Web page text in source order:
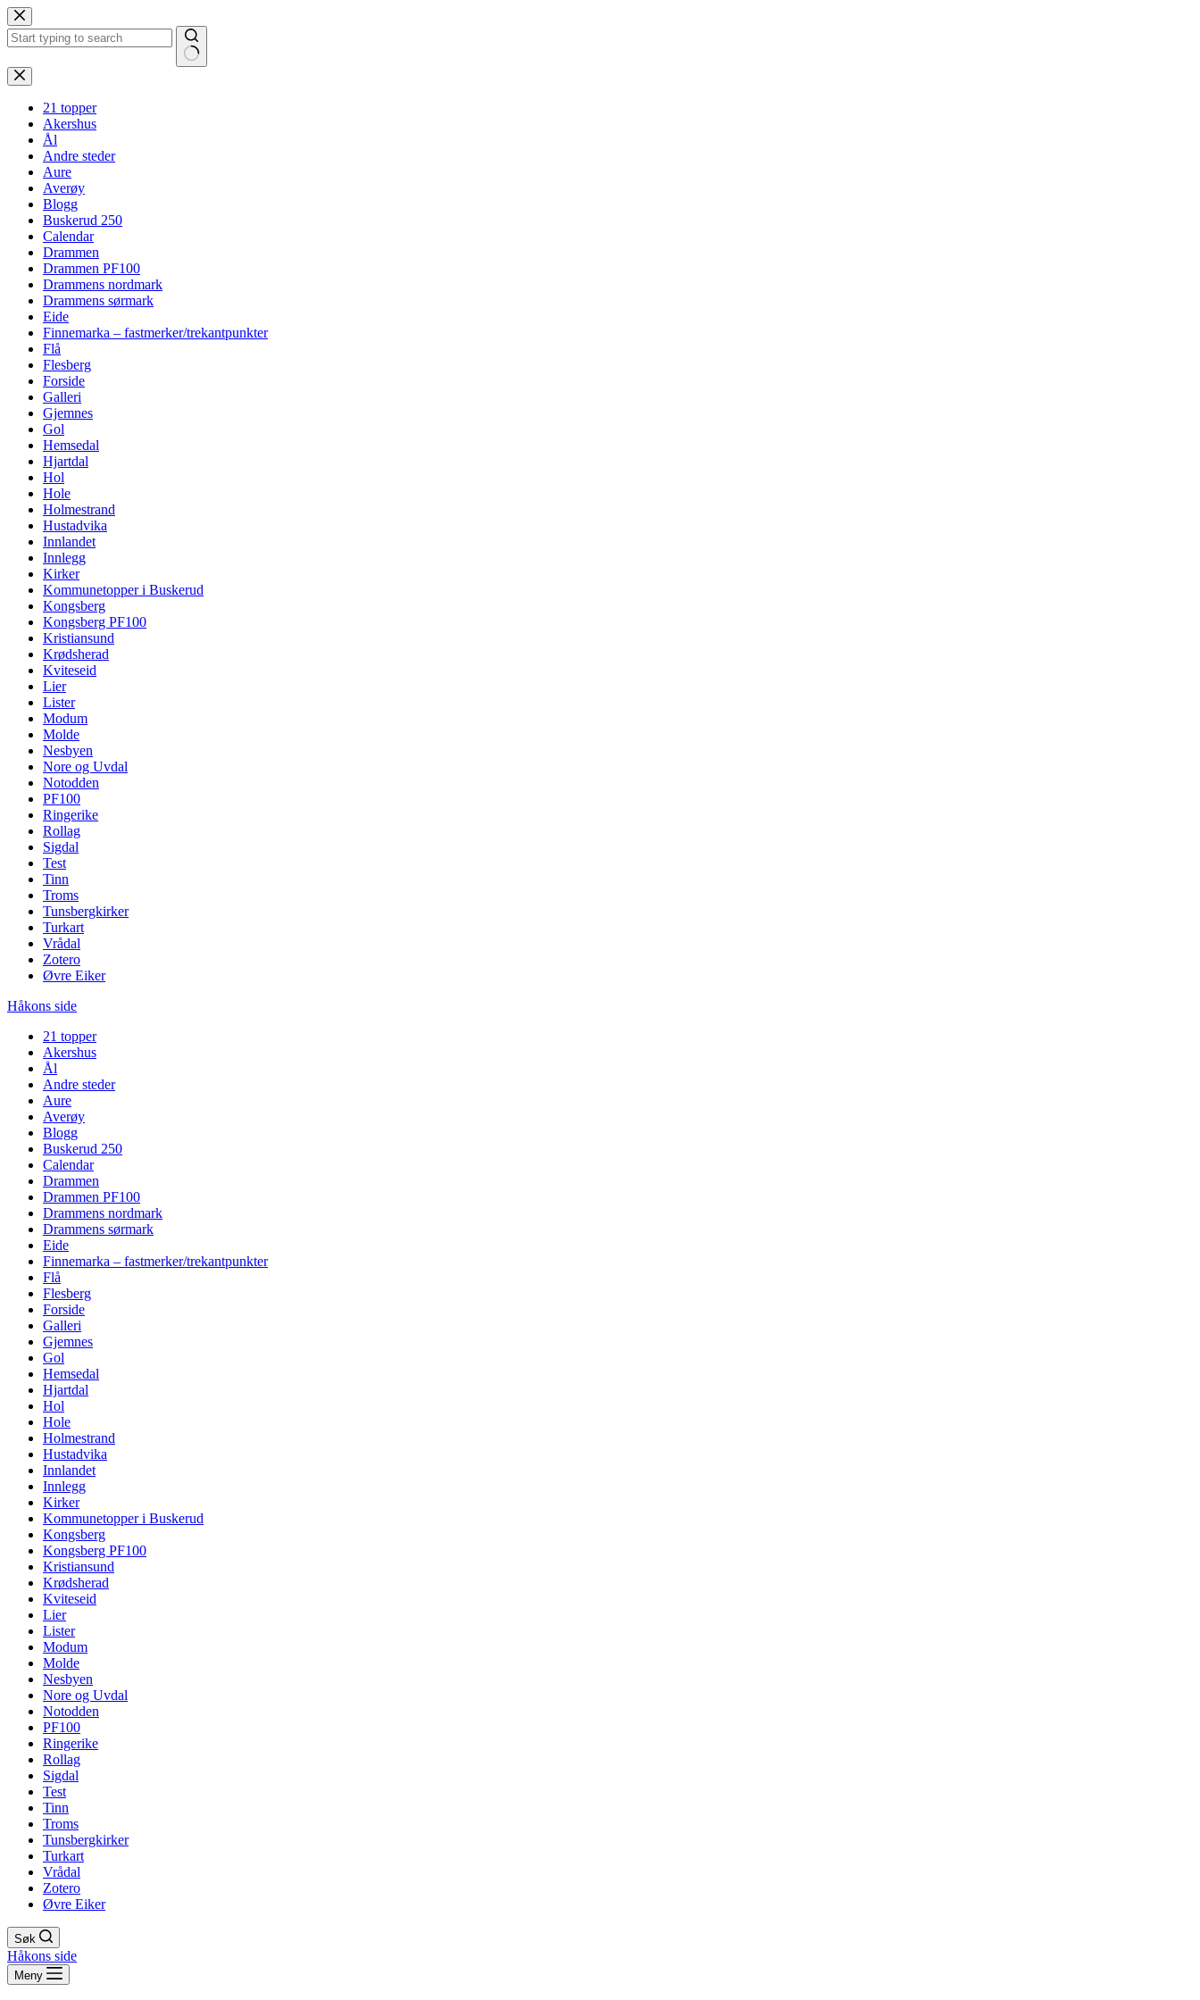
Hopp
til
innholdet
Ingen
resultater
21 topper
Akershus
Ål
Andre steder
Aure
Averøy
Blogg
Buskerud 250
Calendar
Drammen
Drammen PF100
Drammens nordmark
Drammens sørmark
Eide
Finnemarka – fastmerker/trekantpunkter
Flå
Flesberg
Forside
Galleri
Gjemnes
Gol
Hemsedal
Hjartdal
Hol
Hole
Holmestrand
Hustadvika
Innlandet
Innlegg
Kirker
Kommunetopper i Buskerud
Kongsberg
Kongsberg PF100
Kristiansund
Krødsherad
Kviteseid
Lier
Lister
Modum
Molde
Nesbyen
Nore og Uvdal
Notodden
PF100
Ringerike
Rollag
Sigdal
Test
Tinn
Troms
Tunsbergkirker
Turkart
Vrådal
Zotero
Øvre Eiker
Håkons side
21 topper
Akershus
Ål
Andre steder
Aure
Averøy
Blogg
Buskerud 250
Calendar
Drammen
Drammen PF100
Drammens nordmark
Drammens sørmark
Eide
Finnemarka – fastmerker/trekantpunkter
Flå
Flesberg
Forside
Galleri
Gjemnes
Gol
Hemsedal
Hjartdal
Hol
Hole
Holmestrand
Hustadvika
Innlandet
Innlegg
Kirker
Kommunetopper i Buskerud
Kongsberg
Kongsberg PF100
Kristiansund
Krødsherad
Kviteseid
Lier
Lister
Modum
Molde
Nesbyen
Nore og Uvdal
Notodden
PF100
Ringerike
Rollag
Sigdal
Test
Tinn
Troms
Tunsbergkirker
Turkart
Vrådal
Zotero
Øvre Eiker
Søk
Håkons side
Meny